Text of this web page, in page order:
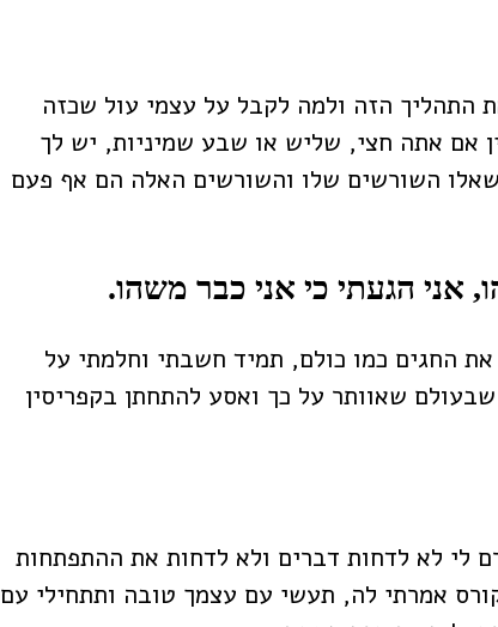
התהליך הזה ולמה לקבל על עצמי עול שכזה
אם אתה חצי, שליש או שבע שמיניות, יש לך
השורשים שלו והשורשים האלה הם אף פעם
אני הגעתי כי אני כבר משהו.
החגים כמו כולם, תמיד חשבתי וחלמתי על
שאוותר על כך ואסע להתחתן בקפריסין
לי לא לדחות דברים ולא לדחות את ההתפתחות
אמרתי לה, תעשי עם עצמך טובה ותתחילי עם